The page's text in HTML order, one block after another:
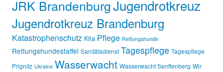
JRK BrandenburgJugendrotkreuz
Jugendrotkreuz Brandenburg
Katastrophenschutz Kita Pflege Rettungshunde
Rettungshundestaffel Sanitätsdienst Tagespflege Tagespflege
Prignitz Ukraine Wasserwacht Wasserwacht Senftenberg Wir